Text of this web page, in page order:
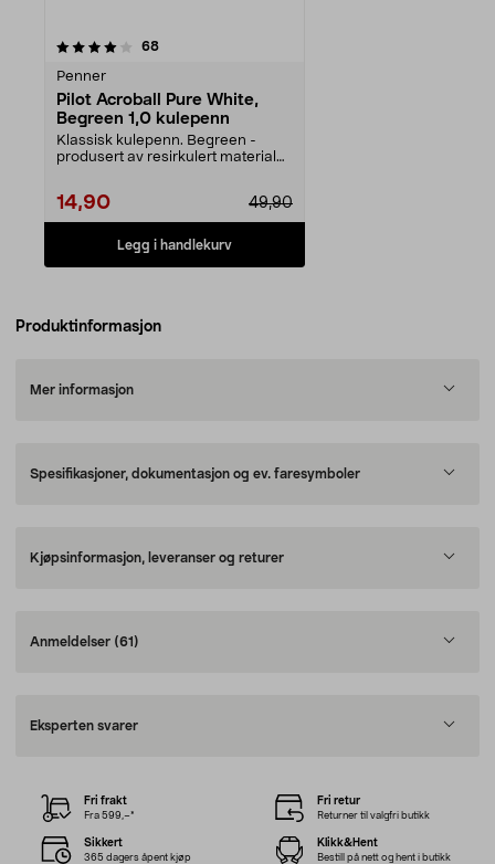
68anmeldelser
Penner
Pilot Acroball Pure White,
Begreen 1,0 kulepenn
Klassisk kulepenn. Begreen -
produsert av resirkulert materiale.
49,90
14,90
Legg i handlekurv
Produktinformasjon
Mer informasjon
Spesifikasjoner, dokumentasjon og ev. faresymboler
Kjøpsinformasjon, leveranser og returer
Anmeldelser (61)
Eksperten svarer
Fri frakt
Fra 599,–*
Fri retur
Returner til valgfri butikk
Sikkert
365 dagers åpent kjøp
Klikk&Hent
Bestill på nett og hent i butikk